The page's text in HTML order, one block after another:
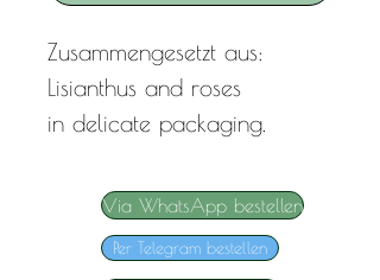
Zusammengesetzt aus:
Lisianthus and roses
in delicate packaging.
Via WhatsApp bestellen
Per Telegram bestellen